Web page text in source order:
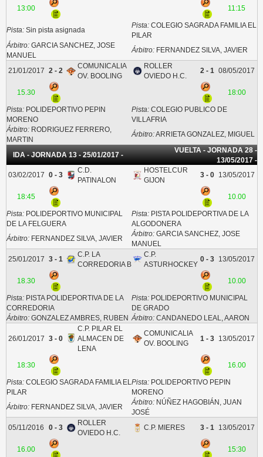
13:00 11:15
Pista:Sin pista asignada
Pista:COLEGIO SAGRADA FAMILIA EL
PILAR
Árbitro:GARCIA SANCHEZ, JOSE
MANUEL
Árbitro:FERNANDEZ SILVA, JAVIER
21/01/2017 2 - 2
COMUNICALIA
OV. BOOLING
ROLLER
OVIEDO H.C.
2 - 1 08/05/2017
15.30 18:00
Pista:POLIDEPORTIVO PEPIN
MORENO
Pista:COLEGIO PUBLICO DE
VILLAFRIA
Árbitro:RODRIGUEZ FERRERO,
MARTIN
Árbitro:ARRIETA GONZALEZ, MIGUEL
IDA - JORNADA 13 - 25/01/2017 -
VUELTA - JORNADA 28 -
13/05/2017 -
03/02/2017
0 - 3
C.D.
PATINALON
HOSTELCUR
GIJON
3 - 0 13/05/2017
18:45 10.00
Pista:POLIDEPORTIVO MUNICIPAL
DE LA FELGUERA
Pista:PISTA POLIDEPORTIVA DE LA
ALGODONERA
Árbitro:FERNANDEZ SILVA, JAVIER
Árbitro:GARCIA SANCHEZ, JOSE
MANUEL
25/01/2017
3 - 1
C.P. LA
CORREDORIA B
C.P.
ASTURHOCKEY
0 - 3 13/05/2017
18.30 10.00
Pista:PISTA POLIDEPORTIVA DE LA
CORREDORIA
Pista:POLIDEPORTIVO MUNICIPAL
DE GRADO
Árbitro:GONZALEZ AMBRES, RUBEN Árbitro:CANDANEDO LEAL, AARON
26/01/2017 3 - 0
C.P. PILAR EL
ALMACEN DE
LENA
COMUNICALIA
OV. BOOLING
1 - 3 13/05/2017
18:30 16.00
Pista:COLEGIO SAGRADA FAMILIA EL
PILAR
Pista:POLIDEPORTIVO PEPIN
MORENO
Árbitro:FERNANDEZ SILVA, JAVIER
Árbitro:NÚÑEZ HAGOBIÁN, JUAN
JOSÉ
05/11/2016
0 - 3
ROLLER
OVIEDO H.C.
C.P. MIERES 3 - 1 13/05/2017
16.00 15:30